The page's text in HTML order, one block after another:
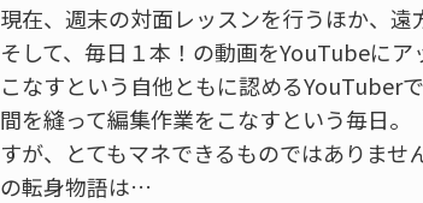
現在、週末の対面レッスンを行うほか、遠
そして、毎日１本！の動画をYouTubeに
こなすという自他ともに認めるYouTuber
間を縫って編集作業をこなすという毎日
すが、とてもマネできるものではありま
の転身物語は…